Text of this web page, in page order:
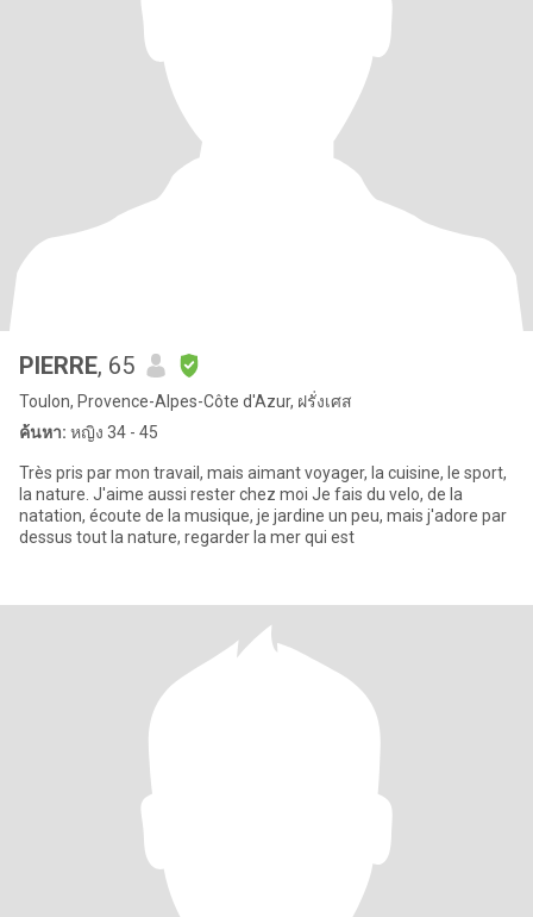
PIERRE, 65
Toulon, Provence-Alpes-Côte d'Azur, ฝรั่งเศส
ค้นหา: หญิง 34 - 45
Très pris par mon travail, mais aimant voyager, la cuisine, le sport,
la nature. J'aime aussi rester chez moi Je fais du velo, de la
natation, écoute de la musique, je jardine un peu, mais j'adore par
dessus tout la nature, regarder la mer qui est